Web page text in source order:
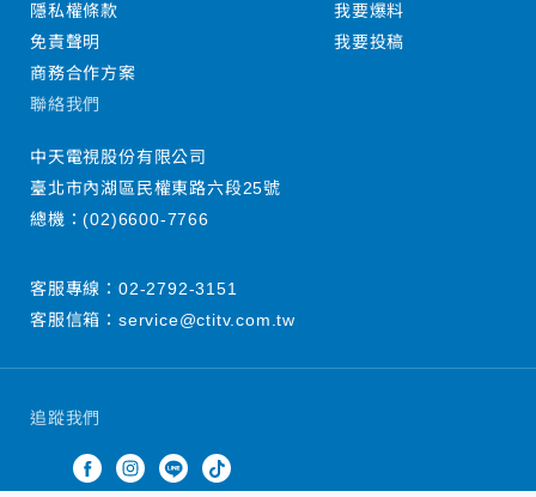
追蹤我們
隱私權條款
免責聲明
商務合作方案
我要爆料
我要投稿
聯絡我們
中天電視股份有限公司
臺北市內湖區民權東路六段25號
總機：(02)6600-7766
客服專線： 02-2792-3151
客服信箱： service@ctitv.com.tw